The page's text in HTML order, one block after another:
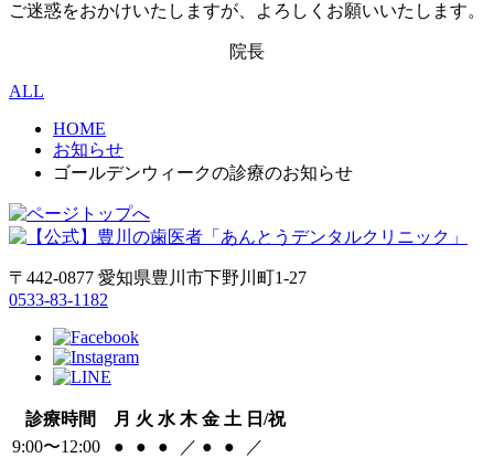
ご迷惑をおかけいたしますが、よろしくお願いいたします。
院長
ALL
HOME
お知らせ
ゴールデンウィークの診療のお知らせ
〒442-0877 愛知県豊川市下野川町1-27
0533-83-1182
診療時間 月 火 水 木 金 土 日/祝
9:00〜12:00
● ● ● ／ ● ●
／